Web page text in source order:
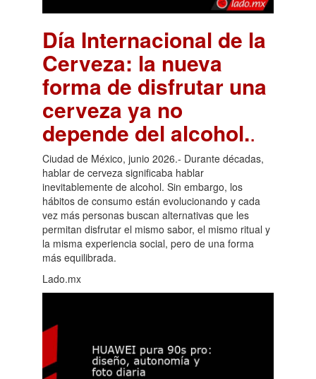
Día Internacional de la
Cerveza: la nueva
forma de disfrutar una
cerveza ya no
depende del alcohol..
Ciudad de México, junio 2026.- Durante décadas,
hablar de cerveza significaba hablar
inevitablemente de alcohol. Sin embargo, los
hábitos de consumo están evolucionando y cada
vez más personas buscan alternativas que les
permitan disfrutar el mismo sabor, el mismo ritual y
la misma experiencia social, pero de una forma
más equilibrada.
Lado.mx